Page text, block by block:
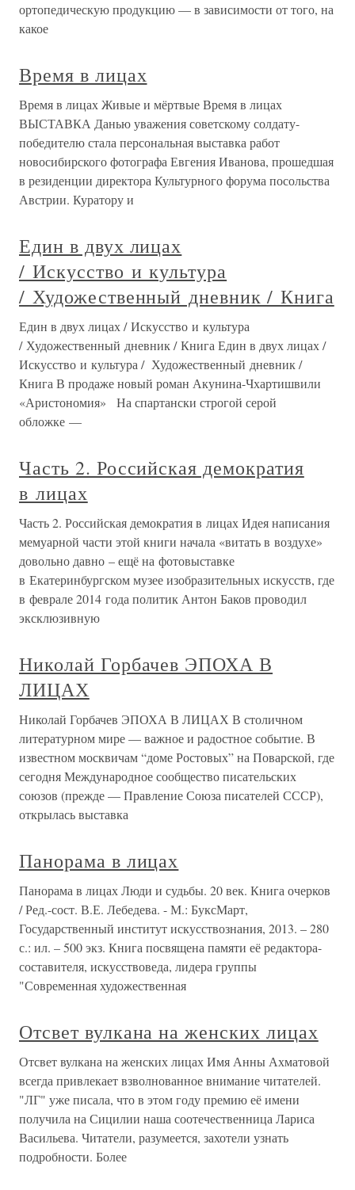
ортопедическую продукцию — в зависимости от того, на
какое
Время в лицах
Время в лицах Живые и мёртвые Время в лицах
ВЫСТАВКА Данью уважения советскому солдату-
победителю стала персональная выставка работ
новосибирского фотографа Евгения Иванова, прошедшая
в резиденции директора Культурного форума посольства
Австрии. Куратору и
Един в двух лицах
/ Искусство и культура
/ Художественный дневник / Книга
Един в двух лицах / Искусство и культура
/ Художественный дневник / Книга Един в двух лицах /
Искусство и культура / Художественный дневник /
Книга В продаже новый роман Акунина-Чхартишвили
«Аристономия» На спартански строгой серой
обложке —
Часть 2. Российская демократия
в лицах
Часть 2. Российская демократия в лицах Идея написания
мемуарной части этой книги начала «витать в воздухе»
довольно давно – ещё на фотовыставке
в Екатеринбургском музее изобразительных искусств, где
в феврале 2014 года политик Антон Баков проводил
эксклюзивную
Николай Горбачев ЭПОХА В
ЛИЦАХ
Николай Горбачев ЭПОХА В ЛИЦАХ В столичном
литературном мире — важное и радостное событие. В
известном москвичам “доме Ростовых” на Поварской, где
сегодня Международное сообщество писательских
союзов (прежде — Правление Союза писателей СССР),
открылась выставка
Панорама в лицах
Панорама в лицах Люди и судьбы. 20 век. Книга очерков
/ Ред.-сост. В.Е. Лебедева. - М.: БуксМарт,
Государственный институт искусствознания, 2013. – 280
с.: ил. – 500 экз. Книга посвящена памяти её редактора-
составителя, искусствоведа, лидера группы
"Современная художественная
Отсвет вулкана на женских лицах
Отсвет вулкана на женских лицах Имя Анны Ахматовой
всегда привлекает взволнованное внимание читателей.
"ЛГ" уже писала, что в этом году премию её имени
получила на Сицилии наша соотечественница Лариса
Васильева. Читатели, разумеется, захотели узнать
подробности. Более